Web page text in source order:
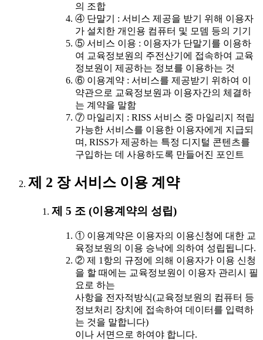
의 조합
④ 단말기 : 서비스 제공을 받기 위해 이용자
가 설치한 개인용 컴퓨터 및 모뎀 등의 기기
⑤ 서비스 이용 : 이용자가 단말기를 이용하
여 교육정보원의 주전산기에 접속하여 교육
정보원이 제공하는 정보를 이용하는 것
⑥ 이용계약 : 서비스를 제공받기 위하여 이
약관으로 교육정보원과 이용자간의 체결하
는 계약을 말함
⑦ 마일리지 : RISS 서비스 중 마일리지 적립
가능한 서비스를 이용한 이용자에게 지급되
며, RISS가 제공하는 특정 디지털 콘텐츠를
구입하는 데 사용하도록 만들어진 포인트
제 2 장 서비스 이용 계약
제 5 조 (이용계약의 성립)
① 이용계약은 이용자의 이용신청에 대한 교
육정보원의 이용 승낙에 의하여 성립됩니다.
② 제 1항의 규정에 의해 이용자가 이용 신청
을 할 때에는 교육정보원이 이용자 관리시 필
요로 하는
사항을 전자적방식(교육정보원의 컴퓨터 등
정보처리 장치에 접속하여 데이터를 입력하
는 것을 말합니다)
이나 서면으로 하여야 합니다.